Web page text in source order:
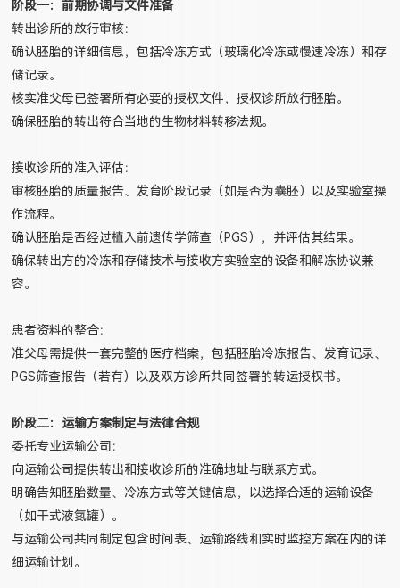
阶段一：前期协调与文件准备
转出诊所的放行审核：
确认胚胎的详细信息，包括冷冻方式（玻璃化冷冻或慢速冷冻）和存
储记录。
核实准父母已签署所有必要的授权文件，授权诊所放行胚胎。
确保胚胎的转出符合当地的生物材料转移法规。
接收诊所的准入评估：
审核胚胎的质量报告、发育阶段记录（如是否为囊胚）以及实验室操
作流程。
确认胚胎是否经过植入前遗传学筛查（PGS），并评估其结果。
确保转出方的冷冻和存储技术与接收方实验室的设备和解冻协议兼
容。
患者资料的整合：
准父母需提供一套完整的医疗档案，包括胚胎冷冻报告、发育记录、
PGS筛查报告（若有）以及双方诊所共同签署的转运授权书。
阶段二：运输方案制定与法律合规
委托专业运输公司：
向运输公司提供转出和接收诊所的准确地址与联系方式。
明确告知胚胎数量、冷冻方式等关键信息，以选择合适的运输设备
（如干式液氮罐）。
与运输公司共同制定包含时间表、运输路线和实时监控方案在内的详
细运输计划。